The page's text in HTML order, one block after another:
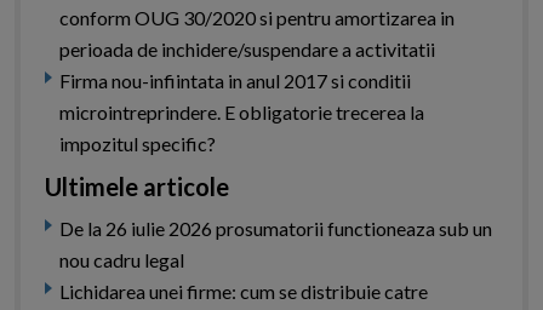
conform OUG 30/2020 si pentru amortizarea in
perioada de inchidere/suspendare a activitatii
Firma nou-infiintata in anul 2017 si conditii
microintreprindere. E obligatorie trecerea la
impozitul specific?
Ultimele articole
De la 26 iulie 2026 prosumatorii functioneaza sub un
nou cadru legal
Lichidarea unei firme: cum se distribuie catre